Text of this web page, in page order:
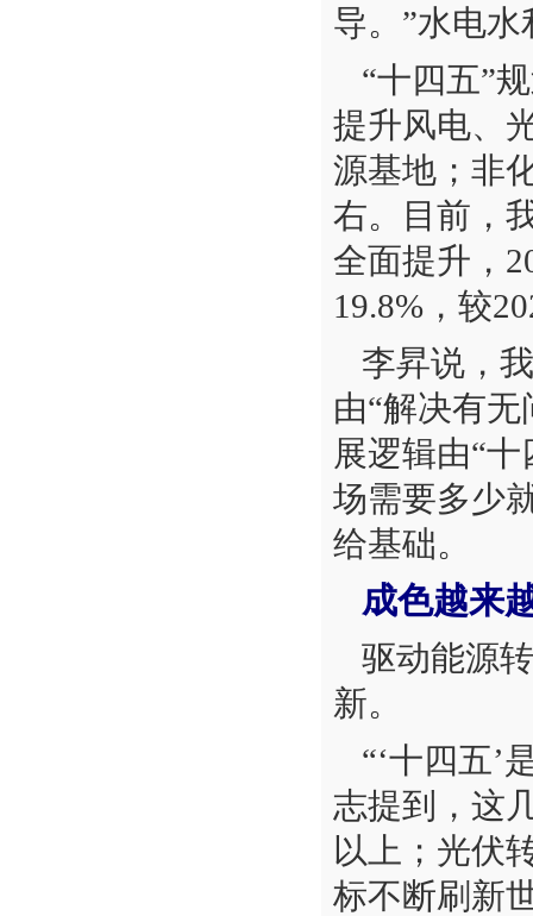
导。”水电
“十四五”
提升风电、
源基地；非
右。目前，
全面提升，
19.8%，较
李昇说，
由“解决有
展逻辑由“
场需要多少
给基础。
成色越来
驱动能源
新。
“‘十四五’
志提到，这
以上；光伏
标不断刷新